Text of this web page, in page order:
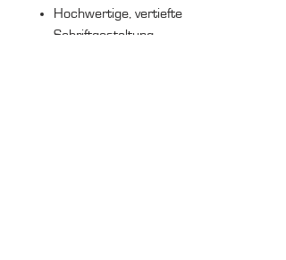
Hochwertige, vertiefte
Schriftgestaltung